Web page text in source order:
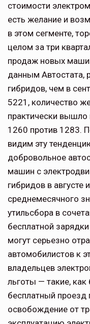
стоимости
есть желание и
в этом сегменте,
целом за три
продаж новых
данным Автостата,
гибридов, чем в
5221, количество
практически
1260 против 1283.
видим эту
добровольное
машин с
гибридов в августе
среднемесячного
утильсбора в
бесплатной
могут серьезно
автомобилистов к
владельцев
льготы — такие, как
бесплатный
освобождение от